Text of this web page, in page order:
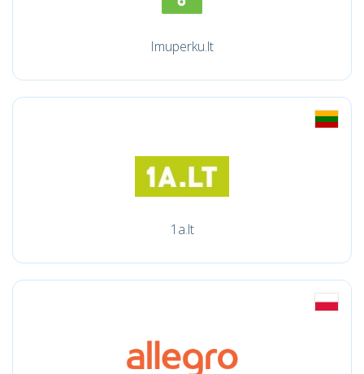
Imuperku.lt
1a.lt